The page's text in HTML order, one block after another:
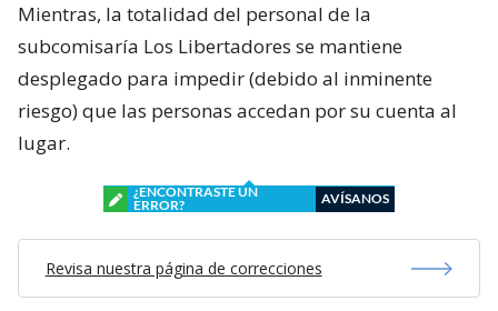
Mientras, la totalidad del personal de la
subcomisaría Los Libertadores se mantiene
desplegado para impedir (debido al inminente
riesgo) que las personas accedan por su cuenta al
lugar.
¿ENCONTRASTE UN
ERROR?
AVÍSANOS
Revisa nuestra página de correcciones